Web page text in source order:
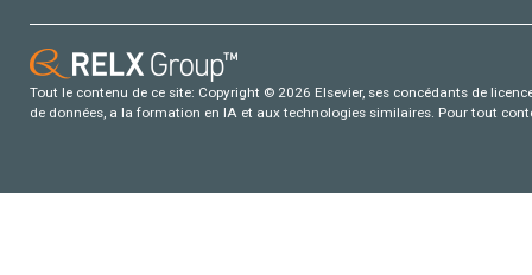
Tout le contenu de ce site: Copyright © 2026 Elsevier, ses concédants de
de données, a la formation en IA et aux technologies similaires. Pour tout